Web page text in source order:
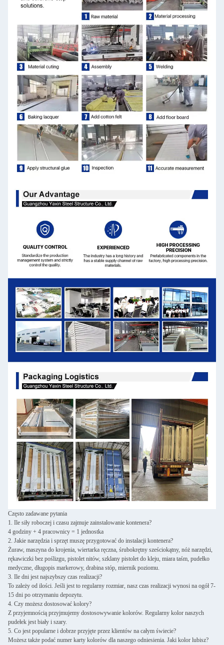
Często zadawane pytania
1. Ile siły roboczej i czasu zajmuje zainstalowanie kontenera?
4 godziny + 4 pracownicy = 1 jednostka
2. Jakie narzędzia i sprzęt muszę przygotować do instalacji kontenera?
Żuraw, maszyna do krojenia, wiertarka ręczna, śrubokrętny sześciokątny, nóż narzędzi,
rękawiczki bez poślizgu, pistolet nitów, szklany pistolet do kleju, miara taśm, pudełko
medyczne, długopis markerowy, drabina stóp, miernik poziomu.
3. Ile dni jest najszybszy czas realizacji?
To zależy od ilości. Jeśli jest to regularny rozmiar, nasz czas realizacji wynosi na ogół 7-
15 dni po otrzymaniu depozytu.
4. Czy możesz dostosować kolory?
Z przyjemnością przyjmujemy dostosowywanie kolorów. Regularny kolor naszych
pudełek jest biały i szary.
5. Co jest popularne i dobrze przyjęte przez klientów na całym świecie?
Możesz także podać numer karty kolorów dla naszego odniesienia. Jaki kolor lubisz?